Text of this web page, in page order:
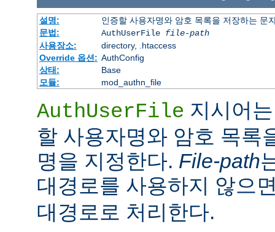
설명:
인증할 사용자명와 암호 목록을 저장하는 문
문법:
AuthUserFile file-path
사용장소:
directory, .htaccess
Override 옵션: AuthConfig
상태:
Base
모듈:
mod_authn_file
AuthUserFile 지시어
할 사용자명와 암호 목록
명을 지정한다. File-path
대경로를 사용하지 않으
대경로로 처리한다.